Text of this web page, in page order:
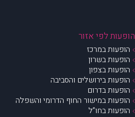
הופעות לפי אזור
הופעות במרכז
הופעות בשרון
הופעות בצפון
הופעות בירושלים והסביבה
הופעות בדרום
הופעות במישור החוף הדרומי והשפלה
הופעות בחו”ל